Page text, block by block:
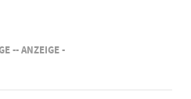
-- ANZEIGE -